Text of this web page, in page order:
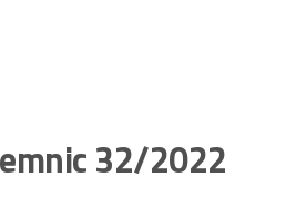
32/2022